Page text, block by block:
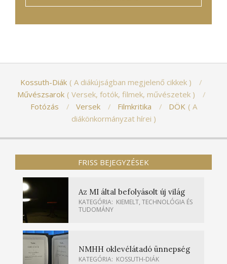
Kossuth-Diák
A diákújságban megjelenő cikkek
Művészsarok
Versek, fotók, filmek, művészetek
Fotózás
Versek Filmkritika DÖK
A
diákönkormányzat hírei
FRISS BEJEGYZÉSEK
Az MI által befolyásolt új világ
KATEGÓRIA: KIEMELT, TECHNOLÓGIA ÉS
TUDOMÁNY
NMHH oklevélátadó ünnepség
KATEGÓRIA: KOSSUTH-DIÁK